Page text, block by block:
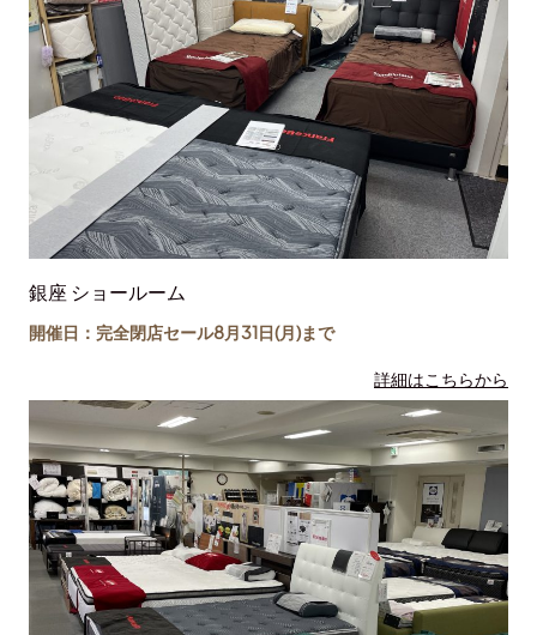
銀座 ショールーム
開催日：完全閉店セール8月31日(月)まで
詳細はこちらから